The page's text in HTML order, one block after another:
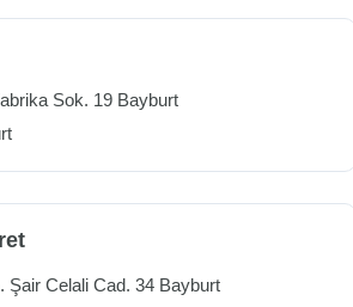
Sok. 19 Bayburt
Şair Celali Cad. 34 Bayburt